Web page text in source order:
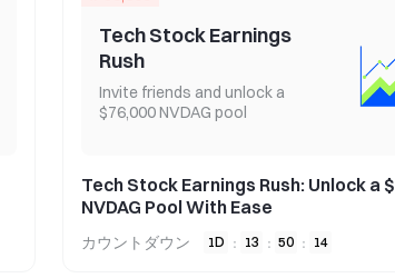
Tech Stock Earnings
Rush
Invite friends and unlock a
$76,000 NVDAG pool
Tech Stock Earnings Rush: Unlock a
NVDAG Pool With Ease
カウントダウン 1D : 13 : 50 : 13